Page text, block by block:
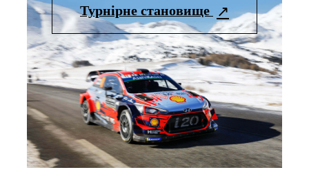
Турнірне становище